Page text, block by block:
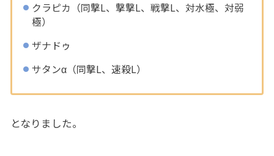
クラピカ（同撃L、撃撃L、戦撃L、対水極、対弱
極）
ザナドゥ
サタンα（同撃L、速殺L）
となりました。